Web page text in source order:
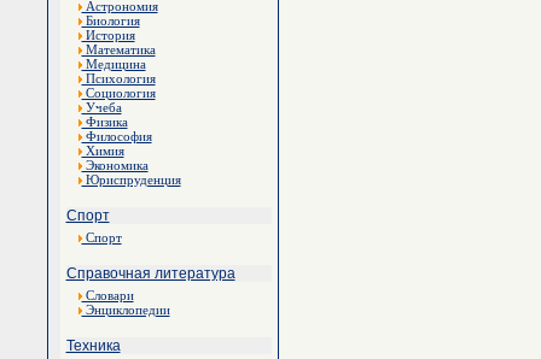
Астрономия
Биология
История
Математика
Медицина
Психология
Социология
Учеба
Физика
Философия
Химия
Экономика
Юриспруденция
Спорт
Спорт
Справочная литература
Словари
Энциклопедии
Техника